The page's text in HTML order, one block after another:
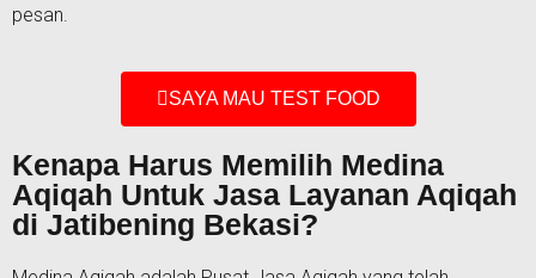
pesan.
SAYA MAU TEST FOOD
Kenapa Harus Memilih Medina
Aqiqah Untuk Jasa Layanan Aqiqah
di Jatibening Bekasi?